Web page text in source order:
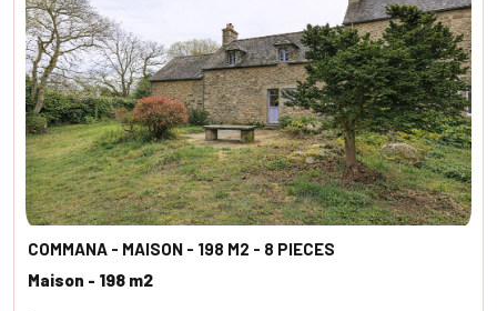
COMMANA - MAISON - 198 M2 - 8 PIECES
Maison - 198 m2